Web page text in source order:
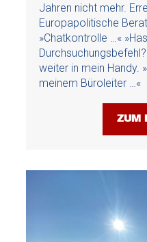
Jahren nicht mehr.
Europapolitische
»Chatkontrolle …«
weiter in mein Handy.
meinem Büroleiter …«
ZUM